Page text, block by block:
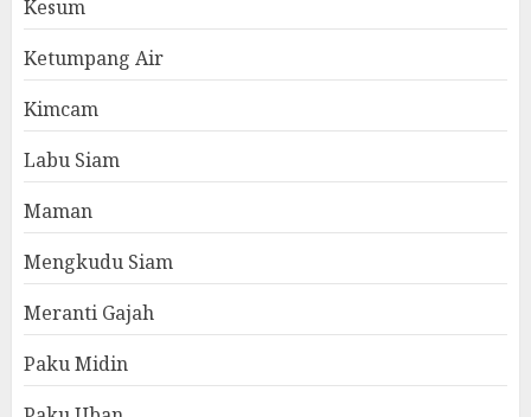
Kesum
Ketumpang Air
Kimcam
Labu Siam
Maman
Mengkudu Siam
Meranti Gajah
Paku Midin